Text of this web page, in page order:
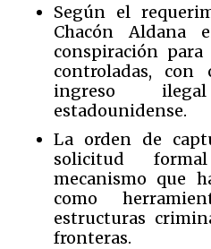
Según el
Chacón Aldana
conspiración
controladas, con
ingreso
estadounidense.
La orden de
solicitud
mecanismo que
como
estructuras
fronteras.